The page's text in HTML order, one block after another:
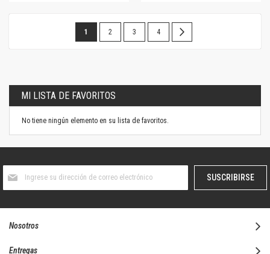
Página
Estás
página
1 Página
2 Página
3 Página
4
MI LISTA DE FAVORITOS
No tiene ningún elemento en su lista de favoritos.
boletín
SUSCRIBIRSE
Nosotros
Entregas